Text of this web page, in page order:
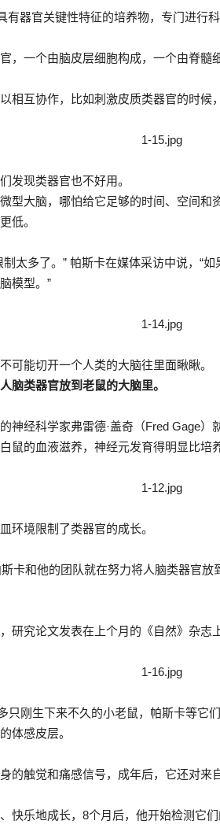
有器官关键性特征的培养物，专门进行科
，一个由脑皮层细胞构成，一个由脊髓
相互协作，比如刺激皮质类器官的时候
发现类器官也不好用。
型大脑，哪怕给它足够的时间、空间和
低。
太多了。” 帕斯卡在媒体采访中说，“
模型。”
可能切开一个人类的大脑往里面瞅瞅。
脑类器官放到老鼠的大脑里。
神经科学家弗雷德·盖奇（Fred Gage
鼠的血液滋养，神经元发育得明显比培
环境限制了类器官的成长。
卡和他的团队就在努力将人脑类器官
研究论文发表在上个月的《自然》杂志上
只刚生下来不久的小老鼠，帕斯卡等它
体感皮层。
的触觉和痛感信号，成年后，它还对来
快乐地成长，8个月后，他开始检测它们